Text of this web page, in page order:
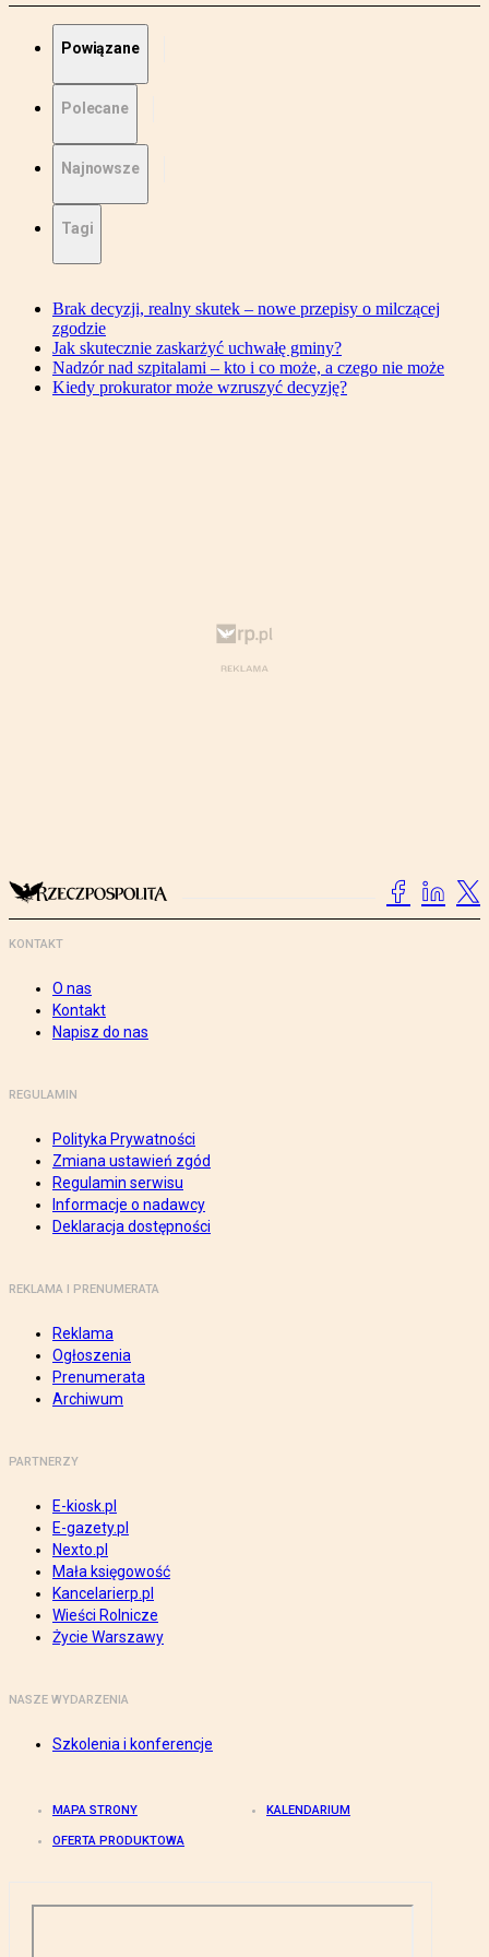
Powiązane
Polecane
Najnowsze
Tagi
Brak decyzji, realny skutek – nowe przepisy o milczącej
zgodzie
Jak skutecznie zaskarżyć uchwałę gminy?
Nadzór nad szpitalami – kto i co może, a czego nie może
Kiedy prokurator może wzruszyć decyzję?
KONTAKT
O nas
Kontakt
Napisz do nas
REGULAMIN
Polityka Prywatności
Zmiana ustawień zgód
Regulamin serwisu
Informacje o nadawcy
Deklaracja dostępności
REKLAMA I PRENUMERATA
Reklama
Ogłoszenia
Prenumerata
Archiwum
PARTNERZY
E-kiosk.pl
E-gazety.pl
Nexto.pl
Mała księgowość
Kancelarierp.pl
Wieści Rolnicze
Życie Warszawy
NASZE WYDARZENIA
Szkolenia i konferencje
MAPA STRONY KALENDARIUM
OFERTA PRODUKTOWA